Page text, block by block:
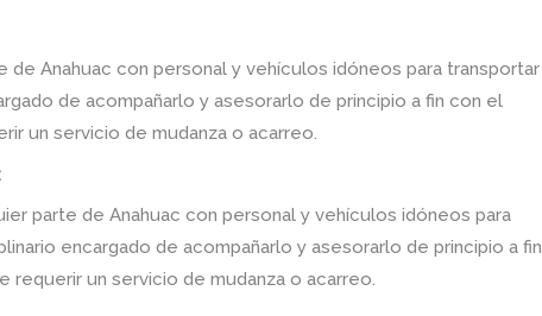
Anahuac con personal y vehículos idóneos para transportar
de acompañarlo y asesorarlo de principio a fin con el
un servicio de mudanza o acarreo.
parte de Anahuac con personal y vehículos idóneos para
encargado de acompañarlo y asesorarlo de principio a fin
un servicio de mudanza o acarreo.